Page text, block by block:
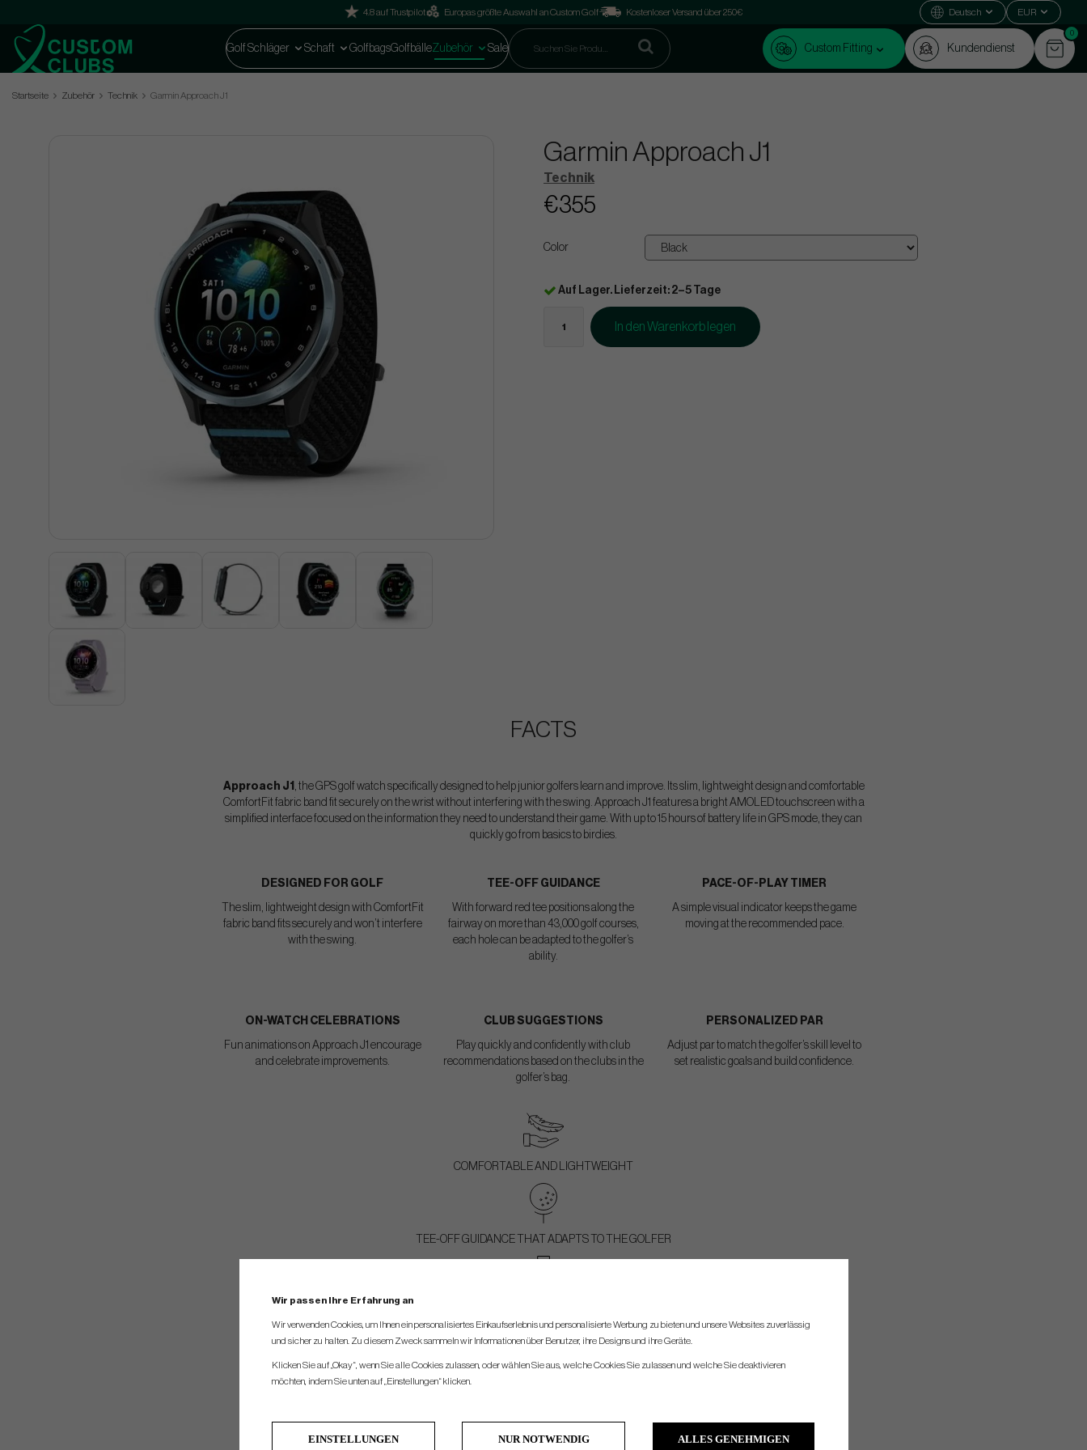
4.8 auf Trustpilot Europas größte Auswahl an Custom Golf Kostenloser Versand über 250€ Deutsch EUR
Golf Schläger Schaft GolfbagsGolfbälleZubehör Sale Custom Fitting Kundendienst
0
Startseite Zubehör Technik Garmin Approach J1
Garmin Approach J1
Technik
€355
Color
Auf Lager. Lieferzeit: 2–5 Tage
In den Warenkorb legen
FACTS
Approach J1 , the GPS golf watch specifically designed to help junior golfers learn and improve. Its slim, lightweight design and comfortable
ComfortFit fabric band fit securely on the wrist without interfering with the swing. Approach J1 features a bright AMOLED touchscreen with a
simplified interface focused on the information they need to understand their game. With up to 15 hours of battery life in GPS mode, they can
quickly go from basics to birdies.
DESIGNED FOR GOLF
The slim, lightweight design with ComfortFit
fabric band fits securely and won’t interfere
with the swing.
TEE-OFF GUIDANCE
With forward red tee positions along the
fairway on more than 43,000 golf courses,
each hole can be adapted to the golfer’s
ability.
PACE-OF-PLAY TIMER
A simple visual indicator keeps the game
moving at the recommended pace.
ON-WATCH CELEBRATIONS
Fun animations on Approach J1 encourage
and celebrate improvements.
CLUB SUGGESTIONS
Play quickly and confidently with club
recommendations based on the clubs in the
golfer’s bag.
PERSONALIZED PAR
Adjust par to match the golfer’s skill level to
set realistic goals and build confidence.
COMFORTABLE AND LIGHTWEIGHT
TEE-OFF GUIDANCE THAT ADAPTS TO THE GOLFER
ADJUST PAR TO MATCH THE GOLFER’S SKILL LEVEL
Wir passen Ihre Erfahrung an
Wir verwenden Cookies, um Ihnen ein personalisiertes Einkaufserlebnis und personalisierte Werbung zu bieten und unsere Websites zuverlässig
und sicher zu halten. Zu diesem Zweck sammeln wir Informationen über Benutzer, ihre Designs und ihre Geräte.
Klicken Sie auf „Okay“, wenn Sie alle Cookies zulassen, oder wählen Sie aus, welche Cookies Sie zulassen und welche Sie deaktivieren
möchten, indem Sie unten auf „Einstellungen“ klicken.
EINSTELLUNGEN NUR NOTWENDIG ALLES GENEHMIGEN